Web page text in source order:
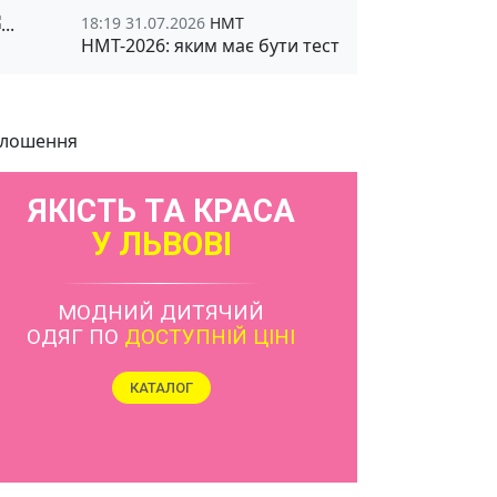
18:19 31.07.2026 НМТ
НМТ-2026: яким має бути тест
ЯКІСТЬ ТА КРАСА
У ЛЬВОВІ
МОДНИЙ ДИТЯЧИЙ
ОДЯГ ПО ДОСТУПНІЙ ЦІНІ
КАТАЛОГ